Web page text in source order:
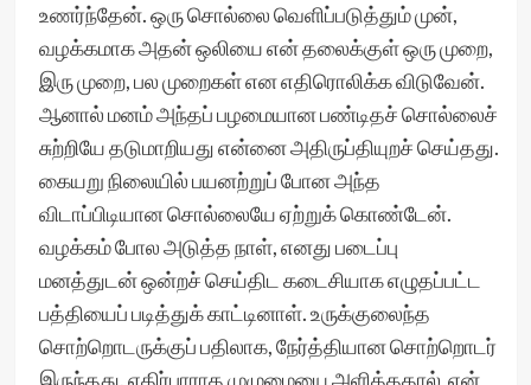
உணர்ந்தேன். ஒரு சொல்லை வெளிப்படுத்தும் முன்,
வழக்கமாக அதன் ஒலியை என் தலைக்குள் ஒரு முறை,
இரு முறை, பல முறைகள் என எதிரொலிக்க விடுவேன்.
ஆனால் மனம் அந்தப் பழமையான பண்டிதச் சொல்லைச்
சுற்றியே தடுமாறியது என்னை அதிருப்தியுறச் செய்தது.
கையறு நிலையில் பயனற்றுப் போன அந்த
விடாப்பிடியான சொல்லையே ஏற்றுக் கொண்டேன்.
வழக்கம் போல அடுத்த நாள், எனது படைப்பு
மனத்துடன் ஒன்றச் செய்திட கடைசியாக எழுதப்பட்ட
பத்தியைப் படித்துக் காட்டினாள். உருக்குலைந்த
சொற்றொடருக்குப் பதிலாக, நேர்த்தியான சொற்றொடர்
இருந்தது, எதிர்பாராத முழுமையை அளித்ததால் என்